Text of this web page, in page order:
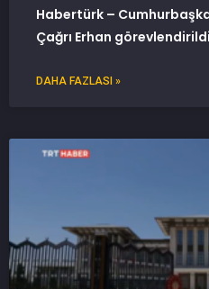
Habertürk –
Çağrı Erhan
DAHA FAZLASI »